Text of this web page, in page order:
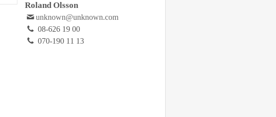
Roland Olsson
unknown@unknown.com
08-626 19 00
070-190 11 13